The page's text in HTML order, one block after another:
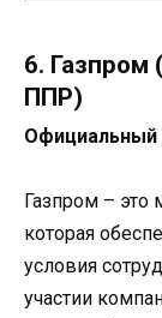
6. Газпром
ППР)
Официальный
Газпром – это
которая
условия
участии